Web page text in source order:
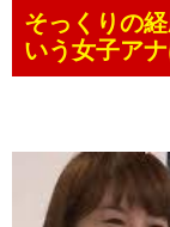
そっくりの
いう女子ア